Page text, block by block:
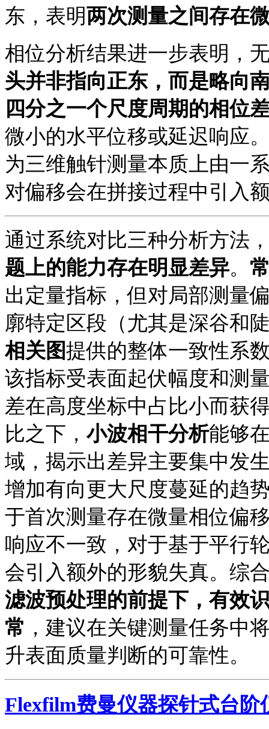
东，表明两次测量之间存在
相位分析结果进一步表明，
头并非指向正东，而是略向
四分之一个尺度周期的相位
微小的水平位移或延迟响应
为三维触针测量本质上由一
对偏移会在拼接过程中引入
通过系统对比三种分析方法
题上的能力存在明显差异。
出定量指标，但对局部测量
廓特定区段（尤其是深谷和
相关图提供的整体一致性系
该指标受表面起伏幅度和测
差在高度坐标中占比小而获
比之下，小波相干分析能够
域，揭示出差异主要集中发
增加有向更大尺度蔓延的趋
于首次测量存在微量相位偏
响应不一致，对于基于平行
会引入额外的形貌失真。综
滤波预处理的前提下，有效
常 ，建议在关键测量任务中
升表面质量判断的可靠性。
Flexfilm费曼仪器探针式台阶